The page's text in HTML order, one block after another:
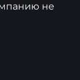
не